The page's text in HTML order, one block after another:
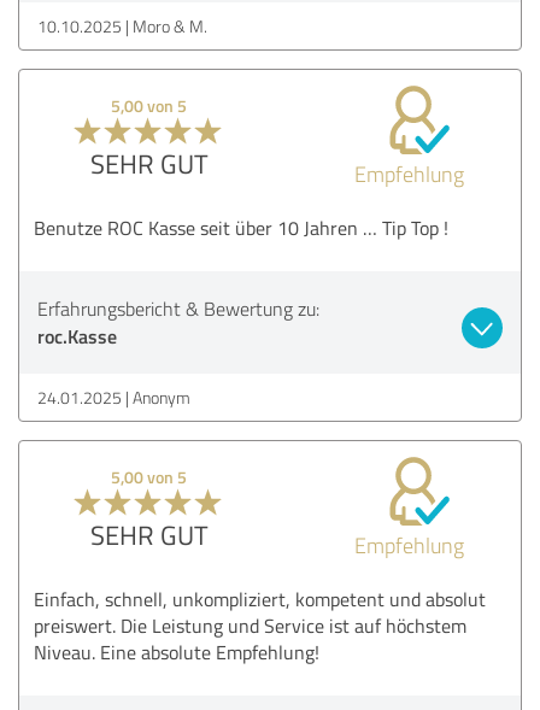
10.10.2025 Moro & M.
5,00 von 5
SEHR GUT Empfehlung
Benutze ROC Kasse seit über 10 Jahren … Tip Top !
Erfahrungsbericht & Bewertung zu:
roc.Kasse
24.01.2025 Anonym
5,00 von 5
SEHR GUT Empfehlung
Einfach, schnell, unkompliziert, kompetent und absolut
preiswert. Die Leistung und Service ist auf höchstem
Niveau. Eine absolute Empfehlung!